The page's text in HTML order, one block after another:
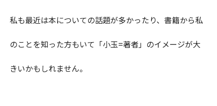
私も最近は本についての話題が多かったり、書籍から私
のことを知った方もいて「小玉=著者」のイメージが大
きいかもしれません。